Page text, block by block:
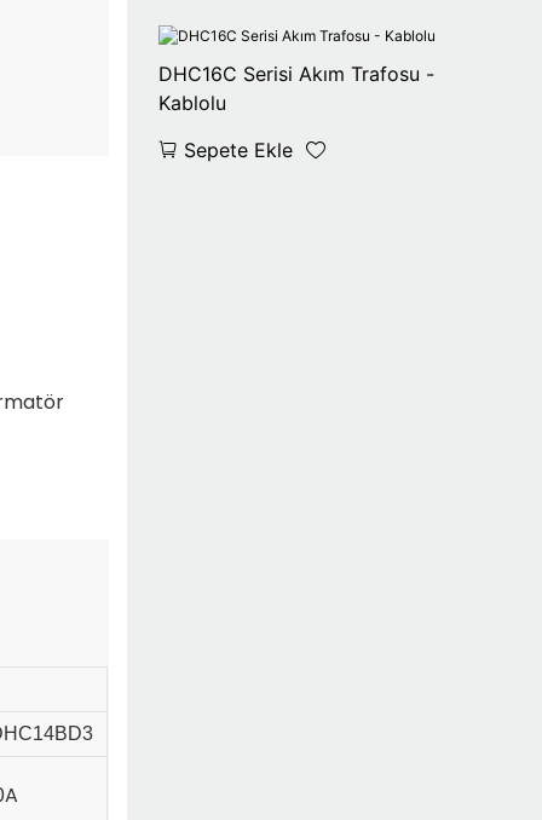
DHC16C Serisi Akım Trafosu -
Kablolu
Sepete Ekle